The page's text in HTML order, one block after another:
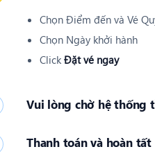
Chọn Điểm đến và Vé
Chọn Ngày khởi hành
ClickĐặt vé ngay
Vui lòng chờ hệ thống
Thanh toán và hoàn tất